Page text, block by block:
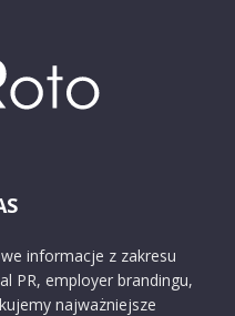
informacje z zakresu
PR, employer brandingu,
najważniejsze